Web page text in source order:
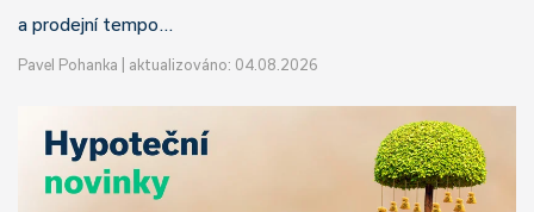
a prodejní tempo…
Pavel Pohanka aktualizováno: 04.08.2026